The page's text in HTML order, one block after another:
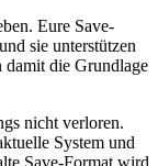
Eure Save-
sie unterstützen
damit die Grundlage
nicht verloren.
System und
Save-Format wird